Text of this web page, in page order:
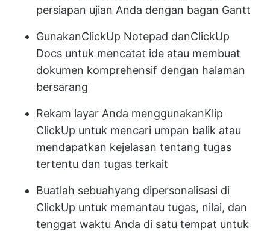
persiapan ujian Anda dengan bagan Gantt
GunakanClickUp Notepad danClickUp
Docs untuk mencatat ide atau membuat
dokumen komprehensif dengan halaman
bersarang
Rekam layar Anda menggunakanKlip
ClickUp untuk mencari umpan balik atau
mendapatkan kejelasan tentang tugas
tertentu dan tugas terkait
Buatlah sebuahyang dipersonalisasi di
ClickUp untuk memantau tugas, nilai, dan
tenggat waktu Anda di satu tempat untuk